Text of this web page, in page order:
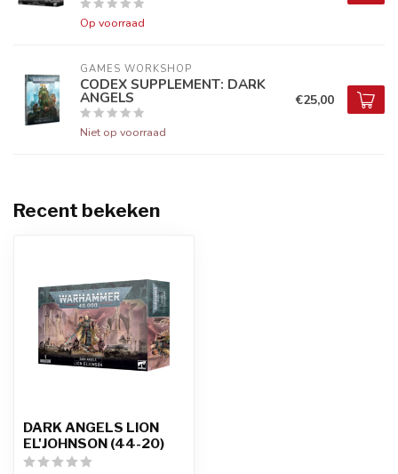
Op voorraad
GAMES WORKSHOP
CODEX SUPPLEMENT: DARK
ANGELS
Niet op voorraad
€25,00
Recent bekeken
DARK ANGELS LION
EL'JOHNSON (44-20)